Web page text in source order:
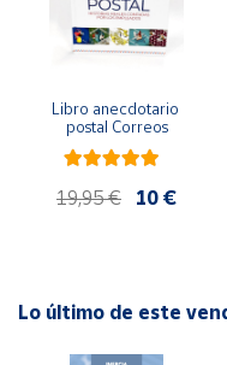
Ubicación
Península
Baleares
Canarias,
Idioma: Español
Libro anecdotario
postal Correos
19,95 € 10 €
Lo último de este